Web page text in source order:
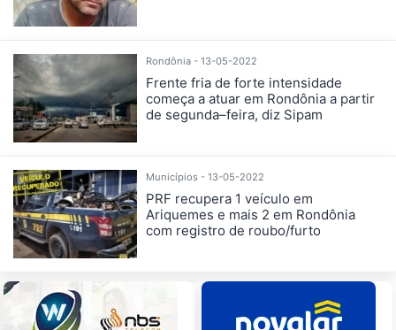
Rondônia - 13-05-2022
Frente fria de forte intensidade
começa a atuar em Rondônia a partir
de segunda–feira, diz Sipam
Municípios - 13-05-2022
PRF recupera 1 veículo em
Ariquemes e mais 2 em Rondônia
com registro de roubo/furto